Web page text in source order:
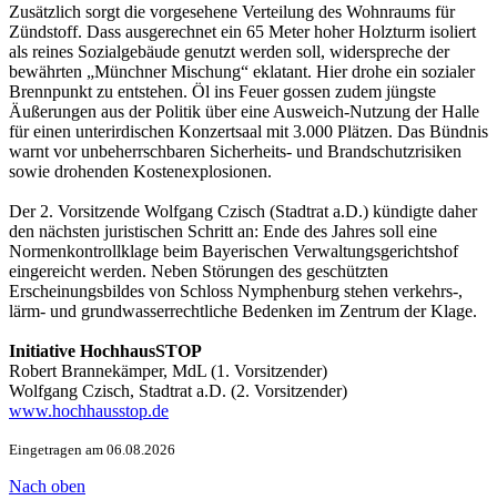
Zusätzlich sorgt die vorgesehene Verteilung des Wohnraums für
Zündstoff. Dass ausgerechnet ein 65 Meter hoher Holzturm isoliert
als reines Sozialgebäude genutzt werden soll, widerspreche der
bewährten „Münchner Mischung“ eklatant. Hier drohe ein sozialer
Brennpunkt zu entstehen. Öl ins Feuer gossen zudem jüngste
Äußerungen aus der Politik über eine Ausweich-Nutzung der Halle
für einen unterirdischen Konzertsaal mit 3.000 Plätzen. Das Bündnis
warnt vor unbeherrschbaren Sicherheits- und Brandschutzrisiken
sowie drohenden Kostenexplosionen.
Der 2. Vorsitzende Wolfgang Czisch (Stadtrat a.D.) kündigte daher
den nächsten juristischen Schritt an: Ende des Jahres soll eine
Normenkontrollklage beim Bayerischen Verwaltungsgerichtshof
eingereicht werden. Neben Störungen des geschützten
Erscheinungsbildes von Schloss Nymphenburg stehen verkehrs-,
lärm- und grundwasserrechtliche Bedenken im Zentrum der Klage.
Initiative HochhausSTOP
Robert Brannekämper, MdL (1. Vorsitzender)
Wolfgang Czisch, Stadtrat a.D. (2. Vorsitzender)
www.hochhausstop.de
Eingetragen am 06.08.2026
Nach oben